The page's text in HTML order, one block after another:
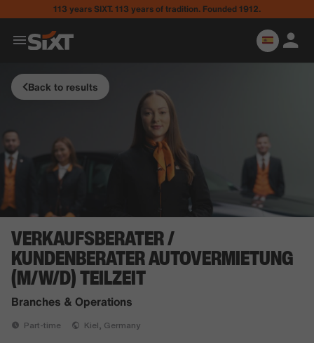
113 years SIXT. 113 years of tradition. Founded 1912.
Back to results
VERKAUFSBERATER /
KUNDENBERATER AUTOVERMIETUNG
(M/W/D) TEILZEIT
Branches & Operations
Part-time Kiel, Germany